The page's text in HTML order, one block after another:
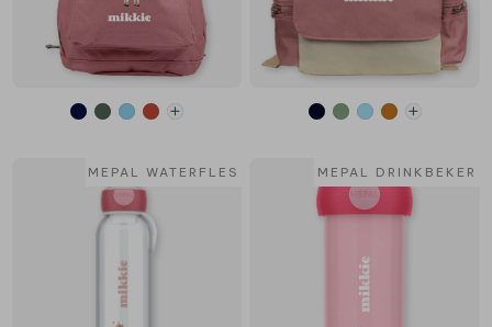
MEPAL WATERFLES MEPAL DRINKBEKER